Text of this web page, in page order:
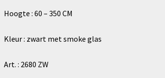
Hoogte : 60 – 350 CM
Kleur : zwart met smoke glas
Art. : 2680 ZW